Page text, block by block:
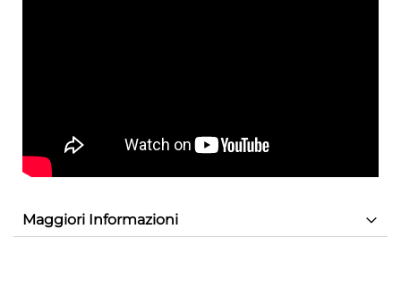
Maggiori Informazioni